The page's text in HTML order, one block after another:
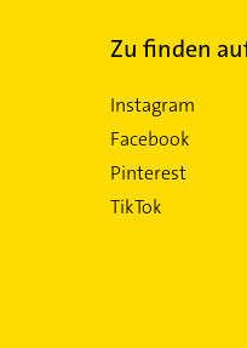
Zu finden
Instagram
Facebook
Pinterest
TikTok